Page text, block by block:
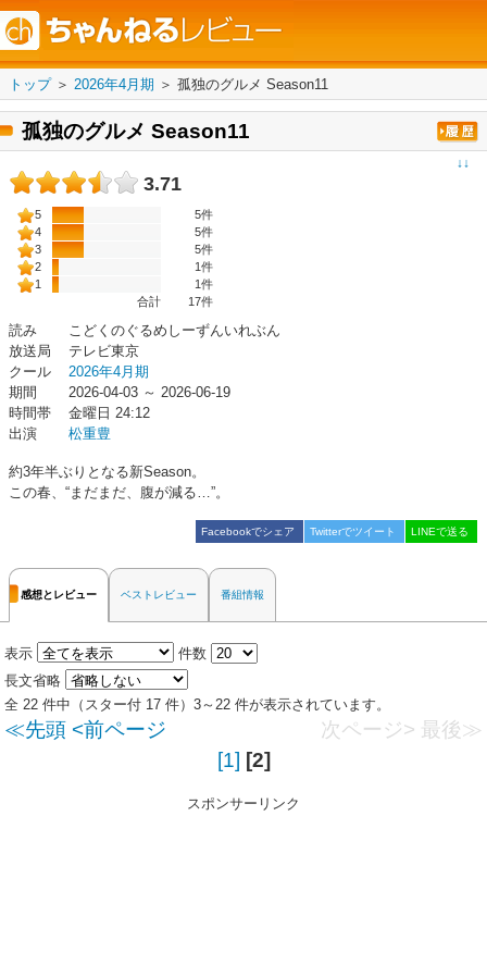
トップ＞ 2026年4月期 ＞ 孤独のグルメ Season11
孤独のグルメ Season11
↓↓
3.71
5
5件
4
5件
3
5件
2
1件
1
1件
合計
17件
読み
こどくのぐるめしーずんいれぶん
放送局
テレビ東京
クール
2026年4月期
期間
2026-04-03 ～ 2026-06-19
時間帯
金曜日 24:12
出演
松重豊
約3年半ぶりとなる新Season。
この春、“まだまだ、腹が減る…”。
Facebookでシェア Twitterでツイート LINEで送る
感想とレビュー ベストレビュー 番組情報
表示
件数
長文省略
全 22 件中（スター付 17 件）3～22 件が表示されています。
≪先頭 <前ページ 次ページ> 最後≫
[1] [2]
スポンサーリンク